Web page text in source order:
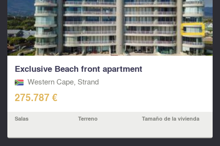
Exclusive Beach front apartment
Western Cape, Strand
275.787 €
Salas Terreno Tamaño de la vivienda